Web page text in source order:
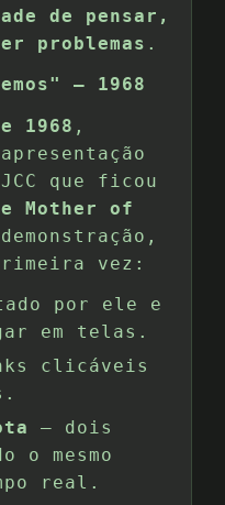
de pensar,
problemas .
– 1968
1968 ,
que ficou
Mother of
vez:
por ele e
em telas.
clicáveis
— dois
o mesmo
real.